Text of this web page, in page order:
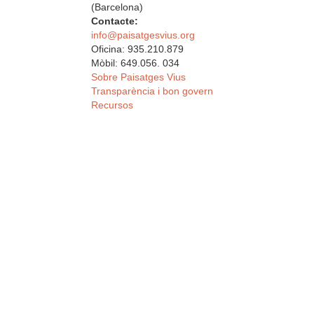
(Barcelona)
Contacte:
info@paisatgesvius.org
Oficina: 935.210.879
Mòbil: 649.056. 034
Sobre Paisatges Vius
Transparència i bon govern
Recursos